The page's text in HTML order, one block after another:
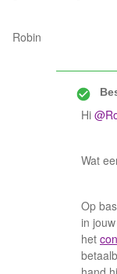
Robin
Hi
Wat
Op
in
het